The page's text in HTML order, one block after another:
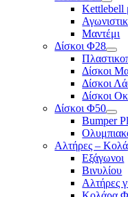
Kettlebell
Μαντέμι
Δίσκοι Φ28
Δίσκοι
Δίσκοι
Δίσκοι
Δίσκοι Φ50
Bumper
Αλτήρες –
Εξάγωνοι
Βινυλίου
Αλτήρες